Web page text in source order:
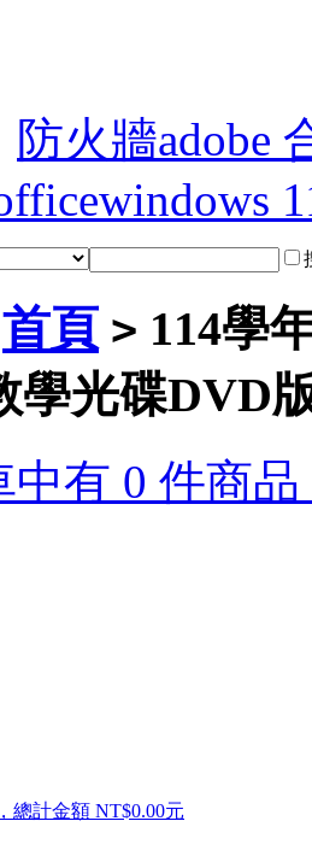
防火牆adobe
windows
首頁 > 114學
學光碟DVD
有 0 件商
總計金額 NT$0.00元